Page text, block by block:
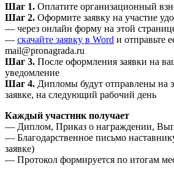
Шаг 1. Оплатите организационный
Шаг 2. Оформите заявку на участие
— через онлайн форму на этой
— скачайте заявку в Word и отправьте
mail@pronagrada.ru
Шаг 3. После оформления заявки на
уведомление
Шаг 4. Дипломы будут отправлены на
заявке, на следующий рабочий день
Каждый участник получает
— Диплом, Приказ о награждении,
— Благодарственное письмо
заявке)
— Протокол формируется по итогам